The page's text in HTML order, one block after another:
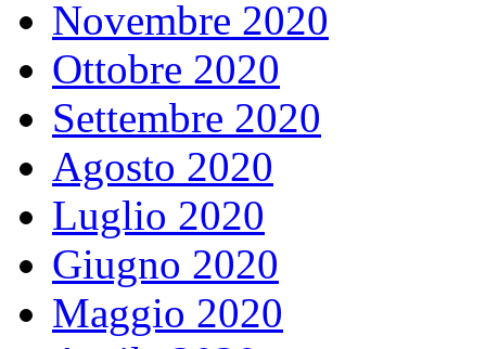
Novembre 2020
Ottobre 2020
Settembre 2020
Agosto 2020
Luglio 2020
Giugno 2020
Maggio 2020